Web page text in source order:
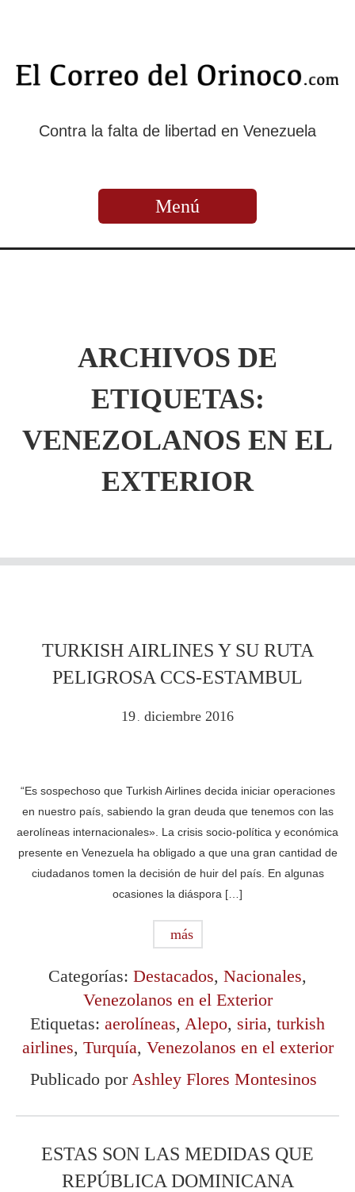
Contra la falta de libertad en Venezuela
Menú
ARCHIVOS DE
ETIQUETAS:
VENEZOLANOS EN EL
EXTERIOR
TURKISH AIRLINES Y SU RUTA
PELIGROSA CCS-ESTAMBUL
19 . diciembre 2016
“Es sospechoso que Turkish Airlines decida iniciar operaciones
en nuestro país, sabiendo la gran deuda que tenemos con las
aerolíneas internacionales». La crisis socio-política y económica
presente en Venezuela ha obligado a que una gran cantidad de
ciudadanos tomen la decisión de huir del país. En algunas
ocasiones la diáspora […]
más
Categorías: Destacados, Nacionales,
Venezolanos en el Exterior
Etiquetas: aerolíneas, Alepo, siria, turkish
airlines, Turquía, Venezolanos en el exterior
Publicado porAshley Flores Montesinos
ESTAS SON LAS MEDIDAS QUE
REPÚBLICA DOMINICANA